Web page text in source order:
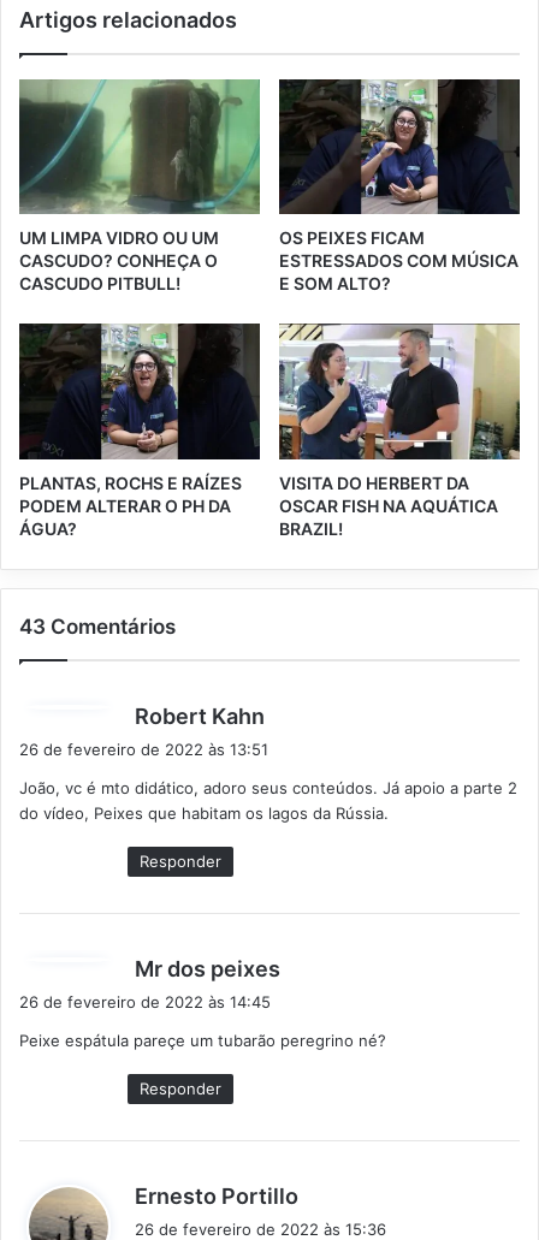
Artigos relacionados
UM LIMPA VIDRO OU UM
CASCUDO? CONHEÇA O
CASCUDO PITBULL!
OS PEIXES FICAM
ESTRESSADOS COM MÚSICA
E SOM ALTO?
PLANTAS, ROCHS E RAÍZES
PODEM ALTERAR O PH DA
ÁGUA?
VISITA DO HERBERT DA
OSCAR FISH NA AQUÁTICA
BRAZIL!
43 Comentários
Robert Kahn
i
s
e
26 de fevereiro de 2022 às 13:51
João, vc é mto didático, adoro seus conteúdos. Já apoio a parte 2
do vídeo, Peixes que habitam os lagos da Rússia.
Responder
Mr dos peixes
s
26 de fevereiro de 2022 às 14:45
Peixe espátula pareçe um tubarão peregrino né?
Responder
Ernesto Portillo
26 de fevereiro de 2022 às 15:36